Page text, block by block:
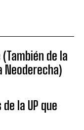
de la
Neoderecha)
la UP que